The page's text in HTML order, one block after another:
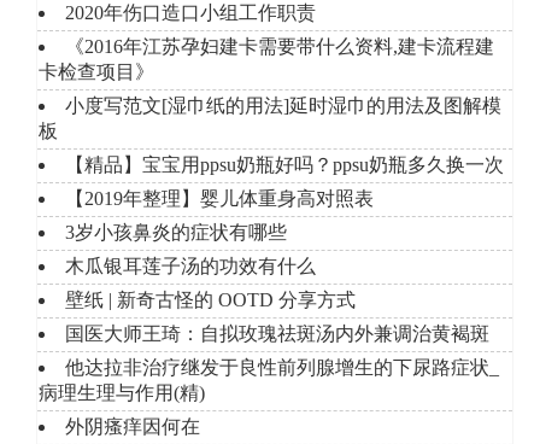
2020年伤口造口小组工作职责
《2016年江苏孕妇建卡需要带什么资料,建卡流程建
卡检查项目》
小度写范文[湿巾纸的用法]延时湿巾的用法及图解模
板
【精品】宝宝用ppsu奶瓶好吗？ppsu奶瓶多久换一次
【2019年整理】婴儿体重身高对照表
3岁小孩鼻炎的症状有哪些
木瓜银耳莲子汤的功效有什么
壁纸 | 新奇古怪的 OOTD 分享方式
国医大师王琦：自拟玫瑰祛斑汤内外兼调治黄褐斑
他达拉非治疗继发于良性前列腺增生的下尿路症状_
病理生理与作用(精)
外阴瘙痒因何在